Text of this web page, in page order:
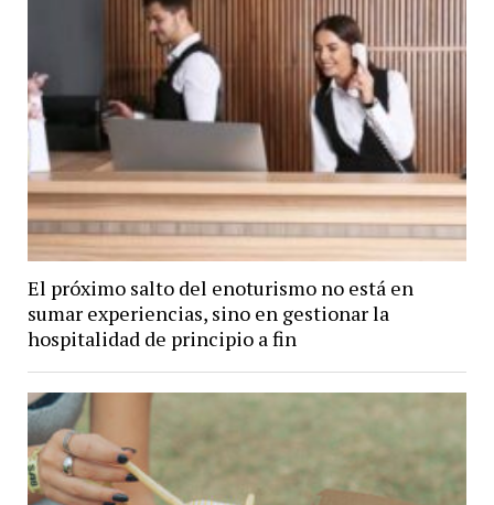
El próximo salto del enoturismo no está en
sumar experiencias, sino en gestionar la
hospitalidad de principio a fin